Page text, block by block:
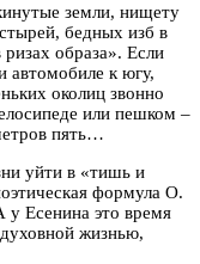
земли, нищету
бедных изб в
образа». Если
автомобиле к югу,
околиц звонно
или пешком –
пять…
уйти в «тишь и
формула О.
у Есенина это время
жизнью,